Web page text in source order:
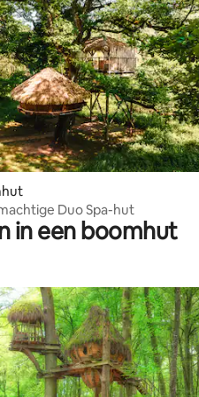
van 4,67 uit 5, 3 recensies
Duo Spa-hut
in een boomhut